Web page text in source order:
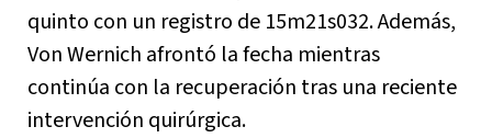
quinto con un registro de 15m21s032. Además,
Von Wernich afrontó la fecha mientras
continúa con la recuperación tras una reciente
intervención quirúrgica.